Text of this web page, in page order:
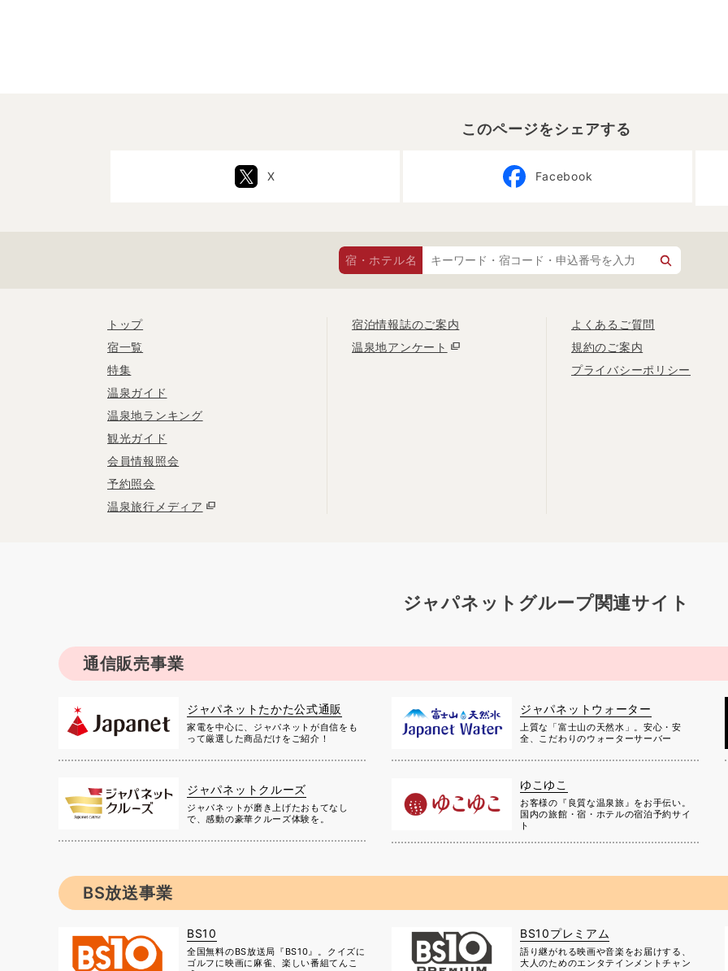
このページをシェアする
X Facebook
宿・ホテル名
トップ
宿一覧
特集
温泉ガイド
温泉地ランキング
観光ガイド
会員情報照会
予約照会
温泉旅行メディア
宿泊情報誌のご案内
温泉地アンケート
よくあるご質問
規約のご案内
プライバシーポリシー
ジャパネットグループ関連サイト
通信販売事業
ジャパネットたかた公式通販
家電を中心に、ジャパネットが自信をも
って厳選した商品だけをご紹介！
ジャパネットウォーター
上質な「富士山の天然水」。安心・安
全、こだわりのウォーターサーバー
ジャパネットクルーズ
ジャパネットが磨き上げたおもてなし
で、感動の豪華クルーズ体験を。
ゆこゆこ
お客様の『良質な温泉旅』をお手伝い。
国内の旅館・宿・ホテルの宿泊予約サイ
ト
BS放送事業
BS10
全国無料のBS放送局『BS10』。クイズに
ゴルフに映画に麻雀、楽しい番組てんこ
BS10プレミアム
語り継がれる映画や音楽をお届けする、
大人のためのエンタテインメントチャン